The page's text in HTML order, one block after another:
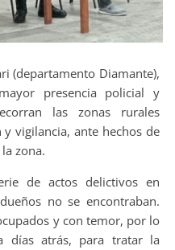
(departamento Diamante),
presencia policial y
las zonas rurales
vigilancia, ante hechos de
zona.
de actos delictivos en
no se encontraban.
y con temor, por lo
días atrás, para tratar la